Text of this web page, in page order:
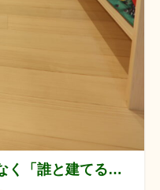
どこで建てるか？？ではなく「誰と建てるか？？」です！！